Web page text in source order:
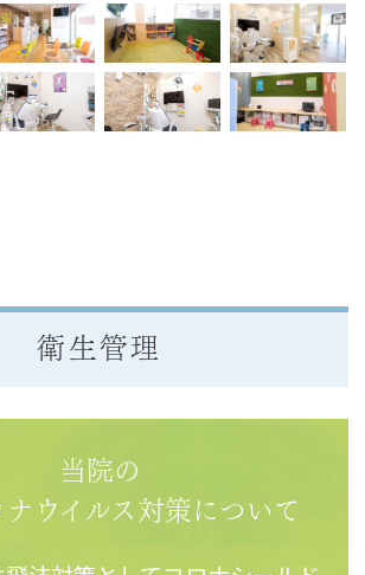
衛生管理
当院の
ウイルス対策について